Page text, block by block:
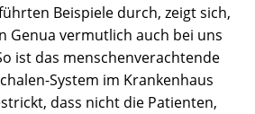
Beispiele durch, zeigt sich,
Genua vermutlich auch bei uns
ist das menschenverachtende
System im Krankenhaus
dass nicht die Patienten,